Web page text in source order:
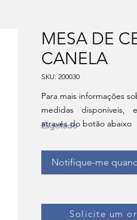
MESA DE
CANELA
SKU: 200030
Esgotado
Notifique-me
Solicite um
Para mais informações
medidas disponíveis,
através do botão abaixo